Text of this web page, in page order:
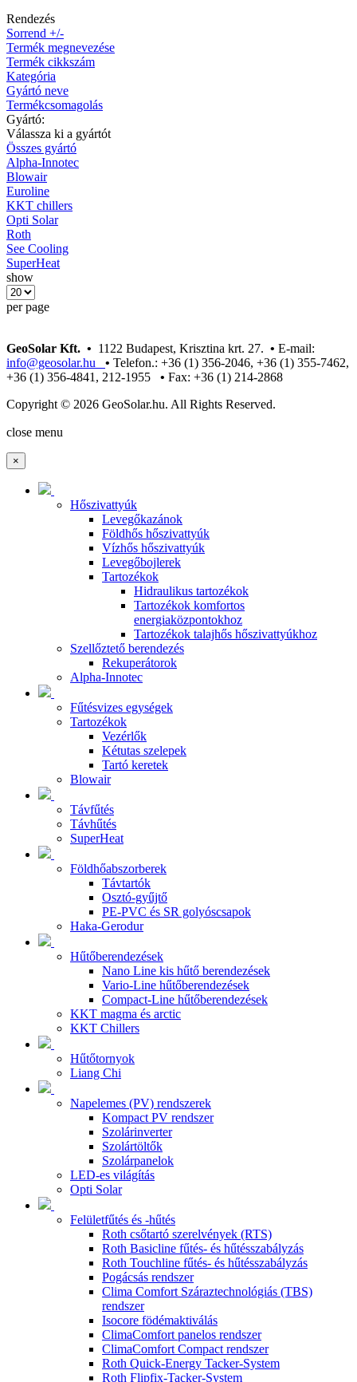
Rendezés
Sorrend +/-
Termék megnevezése
Termék cikkszám
Kategória
Gyártó neve
Termékcsomagolás
Gyártó:
Válassza ki a gyártót
Összes gyártó
Alpha-Innotec
Blowair
Euroline
KKT chillers
Opti Solar
Roth
See Cooling
SuperHeat
show
per page
GeoSolar Kft. • 1122 Budapest, Krisztina krt. 27. • E-mail:
info@geosolar.hu • Telefon.: +36 (1) 356-2046, +36 (1) 355-7462,
+36 (1) 356-4841, 212-1955 • Fax: +36 (1) 214-2868
Copyright © 2026 GeoSolar.hu. All Rights Reserved.
close menu
×
Hőszivattyúk
Levegőkazánok
Földhős hőszivattyúk
Vízhős hőszivattyúk
Levegőbojlerek
Tartozékok
Hidraulikus tartozékok
Tartozékok komfortos
energiaközpontokhoz
Tartozékok talajhős hőszivattyúkhoz
Szellőztető berendezés
Rekuperátorok
Alpha-Innotec
Fűtésvizes egységek
Tartozékok
Vezérlők
Kétutas szelepek
Tartó keretek
Blowair
Távfűtés
Távhűtés
SuperHeat
Földhőabszorberek
Távtartók
Osztó-gyűjtő
PE-PVC és SR golyóscsapok
Haka-Gerodur
Hűtőberendezések
Nano Line kis hűtő berendezések
Vario-Line hűtőberendezések
Compact-Line hűtőberendezések
KKT magma és arctic
KKT Chillers
Hűtőtornyok
Liang Chi
Napelemes (PV) rendszerek
Kompact PV rendszer
Szolárinverter
Szolártöltők
Szolárpanelok
LED-es világítás
Opti Solar
Felületfűtés és -hűtés
Roth csőtartó szerelvények (RTS)
Roth Basicline fűtés- és hűtésszabályzás
Roth Touchline fűtés- és hűtésszabályzás
Pogácsás rendszer
Clima Comfort Száraztechnológiás (TBS)
rendszer
Isocore födémaktiválás
ClimaComfort panelos rendszer
ClimaComfort Compact rendszer
Roth Quick-Energy Tacker-System
Roth Flipfix-Tacker-System